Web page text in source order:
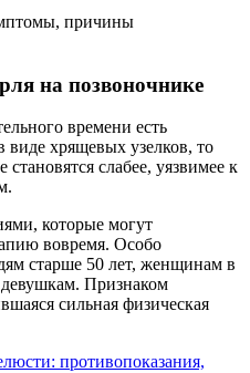
на позвоночнике
времени есть
виде хрящевых узелков, то
слабее, уязвимее к
которые могут
вовремя. Особо
старше 50 лет, женщинам в
Признаком
сильная физическая
противопоказания,